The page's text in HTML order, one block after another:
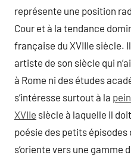
représente une position
Cour et à la tendance
française du XVIIIe siècle.
artiste de son siècle qui
à Rome ni des études
s’intéresse surtout à la
XVIIe siècle à laquelle il
poésie des petits épisodes
s’oriente vers une